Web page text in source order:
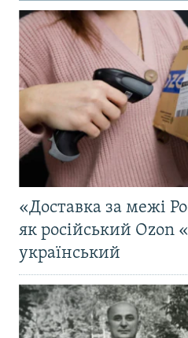
«Доставка за межі
як російський Ozon
український